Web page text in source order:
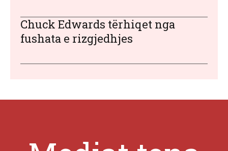
Chuck Edwards tërhiqet nga
fushata e rizgjedhjes